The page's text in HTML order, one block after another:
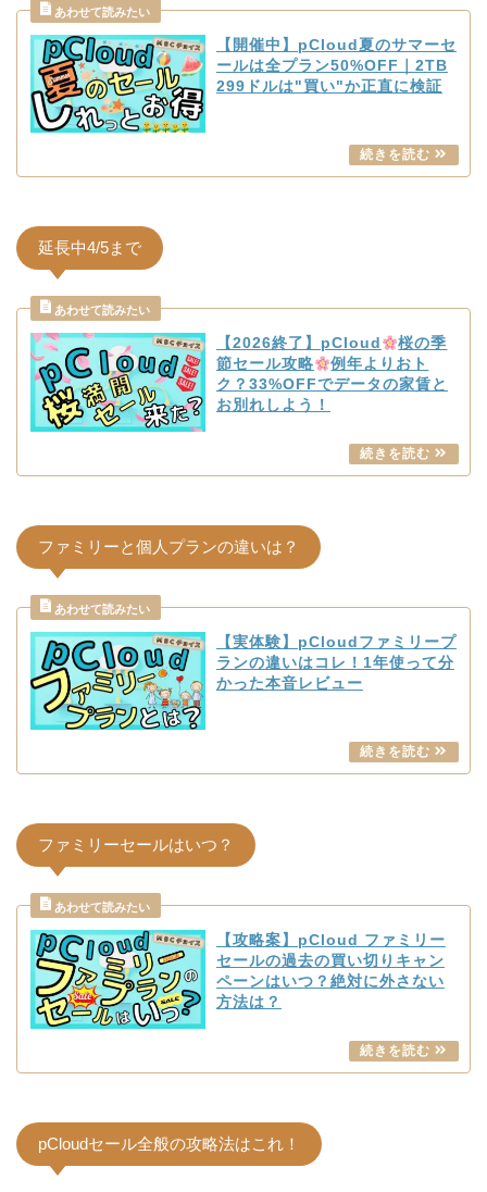
【開催中】pCloud夏のサマーセ
ールは全プラン50%OFF｜2TB
299ドルは"買い"か正直に検証
延長中4/5まで
【2026終了】pCloud
桜の季
節セール攻略
例年よりおト
ク？33%OFFでデータの家賃と
お別れしよう！
ファミリーと個人プランの違いは？
【実体験】pCloudファミリープ
ランの違いはコレ！1年使って分
かった本音レビュー
ファミリーセールはいつ？
【攻略案】pCloud ファミリー
セールの過去の買い切りキャン
ペーンはいつ？絶対に外さない
方法は？
pCloudセール全般の攻略法はこれ！